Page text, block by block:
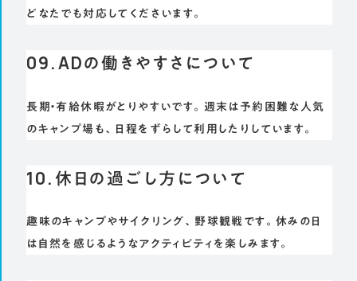
どなたでも対応してくださいます。
09.ADの働きやすさについて
長期・有給休暇がとりやすいです。週末は予約困難な人気
のキャンプ場も、日程をずらして利用したりしています。
10.休日の過ごし方について
趣味のキャンプやサイクリング、野球観戦です。休みの日
は自然を感じるようなアクティビティを楽しみます。